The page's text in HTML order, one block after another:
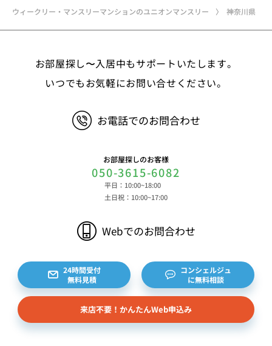
ウィークリー・マンスリーマンションのユニオンマンスリー 神奈川県
等 ③決済に関する情報 クレジットカードに関す
ービスのご利用に際して取得する情報 端末識別
子、広告識別子、IPアドレス、クッキーデータおよ
閲覧時刻、リファラー情報ならびにクッキーIDや広
対するお問い合わせ・ご連絡等に関する情報等 ま
た、お客様の個人情報は、弊社のデータベースシス
テムに登録されます。登録されるお客様の個人情報
積書等をもとに登録されます。 （2）弊社と賃貸
借契約を締結している不動産所有者様および所有者
約等のお問合せをいただいた個人または企業、イン
ターネット上の不動産オーナーサイト等からの査定
依頼者、 公開情報などから取得した不動産所有者
様（以下総称して「オーナー様」といいます）の個
人情報を取得します。取得する個人情報は、上記
お部屋探し〜入居中もサポートいたします。
いつでもお気軽にお問い合せください。
お電話でのお問合わせ
お部屋探しのお客様
050-3615-6082
平日：10:00~18:00
土日祝：10:00~17:00
Webでのお問合わせ
24時間受付
無料見積
コンシェルジュ
に無料相談
来店不要！かんたんWeb申込み